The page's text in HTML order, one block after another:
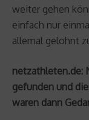
weiter gehen
einfach nur
allemal gelohnt
netzathleten.de:
gefunden und
waren dann